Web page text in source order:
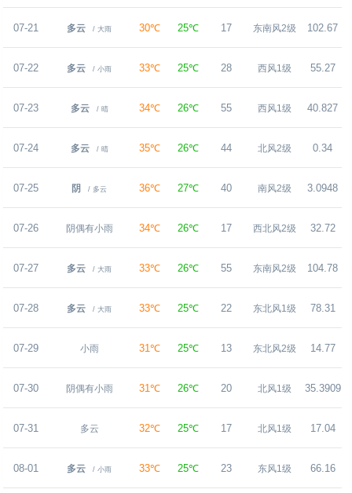
07-21 多云 / 大雨 30℃ 25℃ 17 东南风2级 102.67
07-22 多云 / 小雨 33℃ 25℃ 28 西风1级 55.27
07-23 多云 / 晴 34℃ 26℃ 55 西风1级 40.827
07-24 多云 / 晴 35℃ 26℃ 44 北风2级 0.34
07-25 阴 / 多云 36℃ 27℃ 40 南风2级 3.0948
07-26 阴偶有小雨 34℃ 26℃ 17 西北风2级 32.72
07-27 多云 / 大雨 33℃ 26℃ 55 东南风2级 104.78
07-28 多云 / 大雨 33℃ 25℃ 22 东北风1级 78.31
07-29 小雨 31℃ 25℃ 13 东北风2级 14.77
07-30 阴偶有小雨 31℃ 26℃ 20 北风1级 35.3909
07-31 多云 32℃ 25℃ 17 北风1级 17.04
08-01 多云 / 小雨 33℃ 25℃ 23 东风1级 66.16